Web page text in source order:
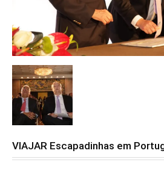
VIAJAR Escapadinhas em